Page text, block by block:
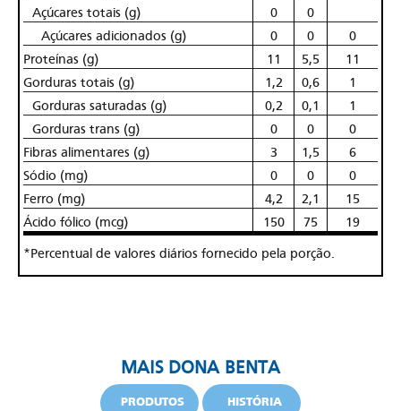
Açúcares totais (g)
0
0
Açúcares adicionados (g)
0 0
0
Proteínas (g)
11 5,5
11
Gorduras totais (g)
1,2 0,6
1
Gorduras saturadas (g)
0,2 0,1
1
Gorduras trans (g)
0 0
0
Fibras alimentares (g)
3 1,5
6
Sódio (mg)
0 0
0
Ferro (mg)
4,2 2,1
15
Ácido fólico (mcg)
150 75 19
*Percentual de valores diários fornecido pela porção.
MAIS DONA BENTA
PRODUTOS HISTÓRIA